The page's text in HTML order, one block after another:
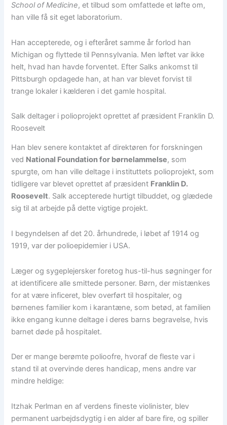
School of Medicine, et tilbud som omfattede et løfte om,
han ville få sit eget laboratorium.
Han accepterede, og i efteråret samme år forlod han
Michigan og flyttede til Pennsylvania. Men løftet var ikke
helt, hvad han havde forventet. Efter Salks ankomst til
Pittsburgh opdagede han, at han var blevet forvist til
trange lokaler i kælderen i det gamle hospital.
Salk deltager i polioprojekt oprettet af præsident Franklin D.
Roosevelt
Han blev senere kontaktet af direktøren for forskningen
ved National Foundation for børnelammelse, som
spurgte, om han ville deltage i instituttets polioprojekt, som
tidligere var blevet oprettet af præsident Franklin D.
Roosevelt. Salk accepterede hurtigt tilbuddet, og glædede
sig til at arbejde på dette vigtige projekt.
I begyndelsen af det 20. århundrede, i løbet af 1914 og
1919, var der polioepidemier i USA.
Læger og sygeplejersker foretog hus-til-hus søgninger for
at identificere alle smittede personer. Børn, der mistænkes
for at være inficeret, blev overført til hospitaler, og
børnenes familier kom i karantæne, som betød, at familien
ikke engang kunne deltage i deres barns begravelse, hvis
barnet døde på hospitalet.
Der er mange berømte polioofre, hvoraf de fleste var i
stand til at overvinde deres handicap, mens andre var
mindre heldige:
Itzhak Perlman en af verdens fineste violinister, blev
permanent uarbejdsdygtig i en alder af bare fire, og spiller